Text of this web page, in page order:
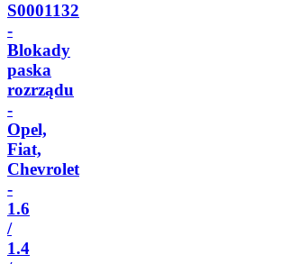
S0001132
-
Blokady
paska
rozrządu
-
Opel,
Fiat,
Chevrolet
-
1.6
/
1.4